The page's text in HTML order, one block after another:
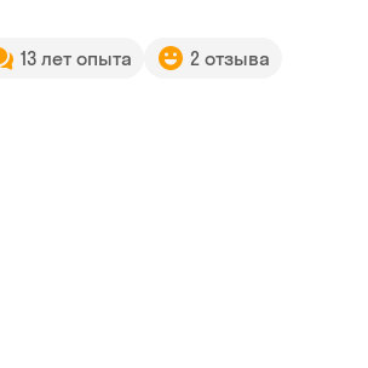
13 лет опыта 2 отзыва